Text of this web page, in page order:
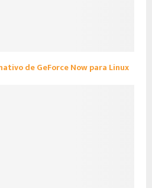
de GeForce Now para Linux